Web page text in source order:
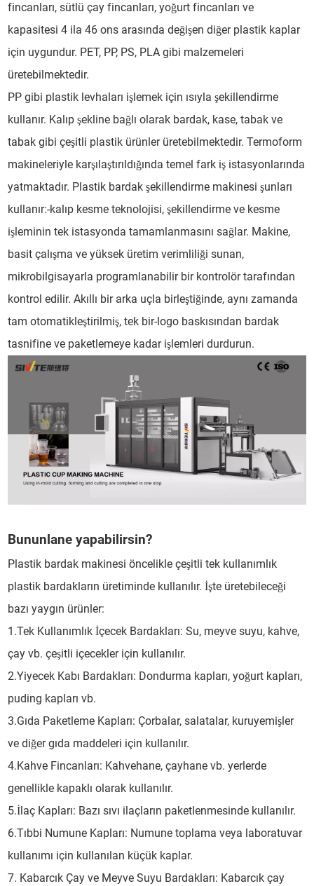
fincanları, sütlü çay fincanları, yoğurt fincanları ve
kapasitesi 4 ila 46 ons arasında değişen diğer plastik kaplar
için uygundur. PET, PP, PS, PLA gibi malzemeleri
üretebilmektedir.
PP gibi plastik levhaları işlemek için ısıyla şekillendirme
kullanır. Kalıp şekline bağlı olarak bardak, kase, tabak ve
tabak gibi çeşitli plastik ürünler üretebilmektedir. Termoform
makineleriyle karşılaştırıldığında temel fark iş istasyonlarında
yatmaktadır. Plastik bardak şekillendirme makinesi şunları
kullanır:-kalıp kesme teknolojisi, şekillendirme ve kesme
işleminin tek istasyonda tamamlanmasını sağlar. Makine,
basit çalışma ve yüksek üretim verimliliği sunan,
mikrobilgisayarla programlanabilir bir kontrolör tarafından
kontrol edilir. Akıllı bir arka uçla birleştiğinde, aynı zamanda
tam otomatikleştirilmiş, tek bir-logo baskısından bardak
tasnifine ve paketlemeye kadar işlemleri durdurun.
Bununlane yapabilirsin?
Plastik bardak makinesi öncelikle çeşitli tek kullanımlık
plastik bardakların üretiminde kullanılır. İşte üretebileceği
bazı yaygın ürünler:
1.Tek Kullanımlık İçecek Bardakları: Su, meyve suyu, kahve,
çay vb. çeşitli içecekler için kullanılır.
2.Yiyecek Kabı Bardakları: Dondurma kapları, yoğurt kapları,
puding kapları vb.
3.Gıda Paketleme Kapları: Çorbalar, salatalar, kuruyemişler
ve diğer gıda maddeleri için kullanılır.
4.Kahve Fincanları: Kahvehane, çayhane vb. yerlerde
genellikle kapaklı olarak kullanılır.
5.İlaç Kapları: Bazı sıvı ilaçların paketlenmesinde kullanılır.
6.Tıbbi Numune Kapları: Numune toplama veya laboratuvar
kullanımı için kullanılan küçük kaplar.
7. Kabarcık Çay ve Meyve Suyu Bardakları: Kabarcık çay